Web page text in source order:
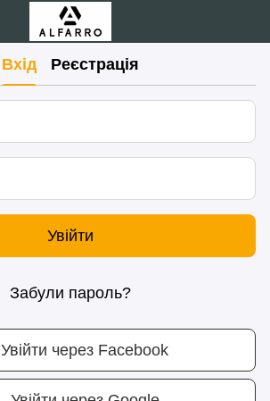
Вхід Реєстрація
Увійти
Забули пароль?
Увійти через Facebook